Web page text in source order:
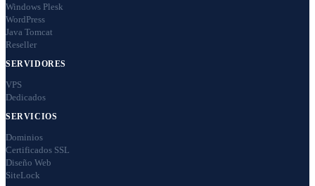
Windows Plesk
WordPress
Java Tomcat
Reseller
SERVIDORES
VPS
Dedicados
SERVICIOS
Dominios
Certificados SSL
Diseño Web
SiteLock